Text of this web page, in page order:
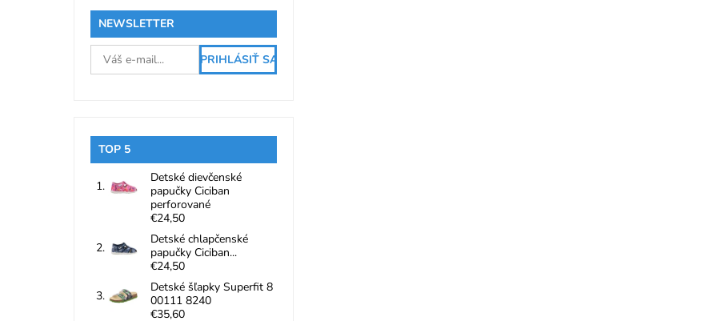
NEWSLETTER
TOP 5
Detské dievčenské
papučky Ciciban
perforované
€24,50
Detské chlapčenské
papučky Ciciban...
€24,50
Detské šľapky Superfit 8
00111 8240
€35,60